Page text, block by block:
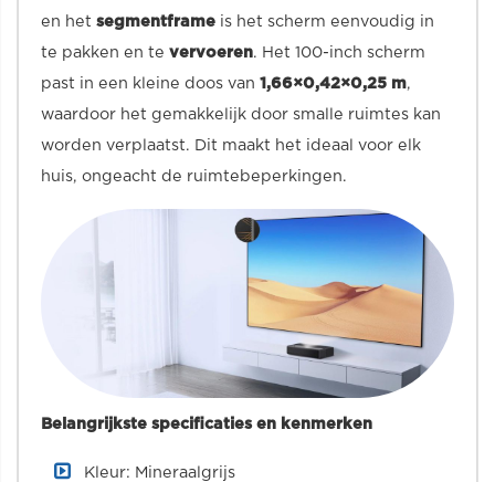
en het segmentframe is het scherm eenvoudig in
te pakken en te vervoeren. Het 100-inch scherm
past in een kleine doos van 1,66×0,42×0,25 m,
waardoor het gemakkelijk door smalle ruimtes kan
worden verplaatst. Dit maakt het ideaal voor elk
huis, ongeacht de ruimtebeperkingen.
Belangrijkste specificaties en kenmerken
Kleur: Mineraalgrijs